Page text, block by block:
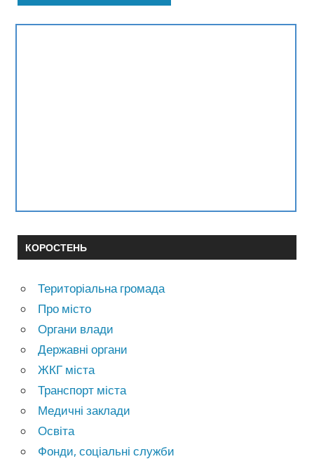
КОРОСТЕНЬ
Територіальна громада
Про місто
Органи влади
Державні органи
ЖКГ міста
Транспорт міста
Медичні заклади
Освіта
Фонди, соціальні служби